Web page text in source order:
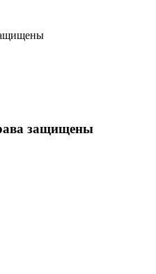
защищены